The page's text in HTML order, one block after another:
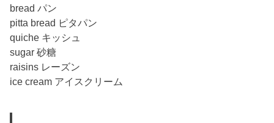
bread パン
pitta bread ピタパン
quiche キッシュ
sugar 砂糖
raisins レーズン
ice cream アイスクリーム